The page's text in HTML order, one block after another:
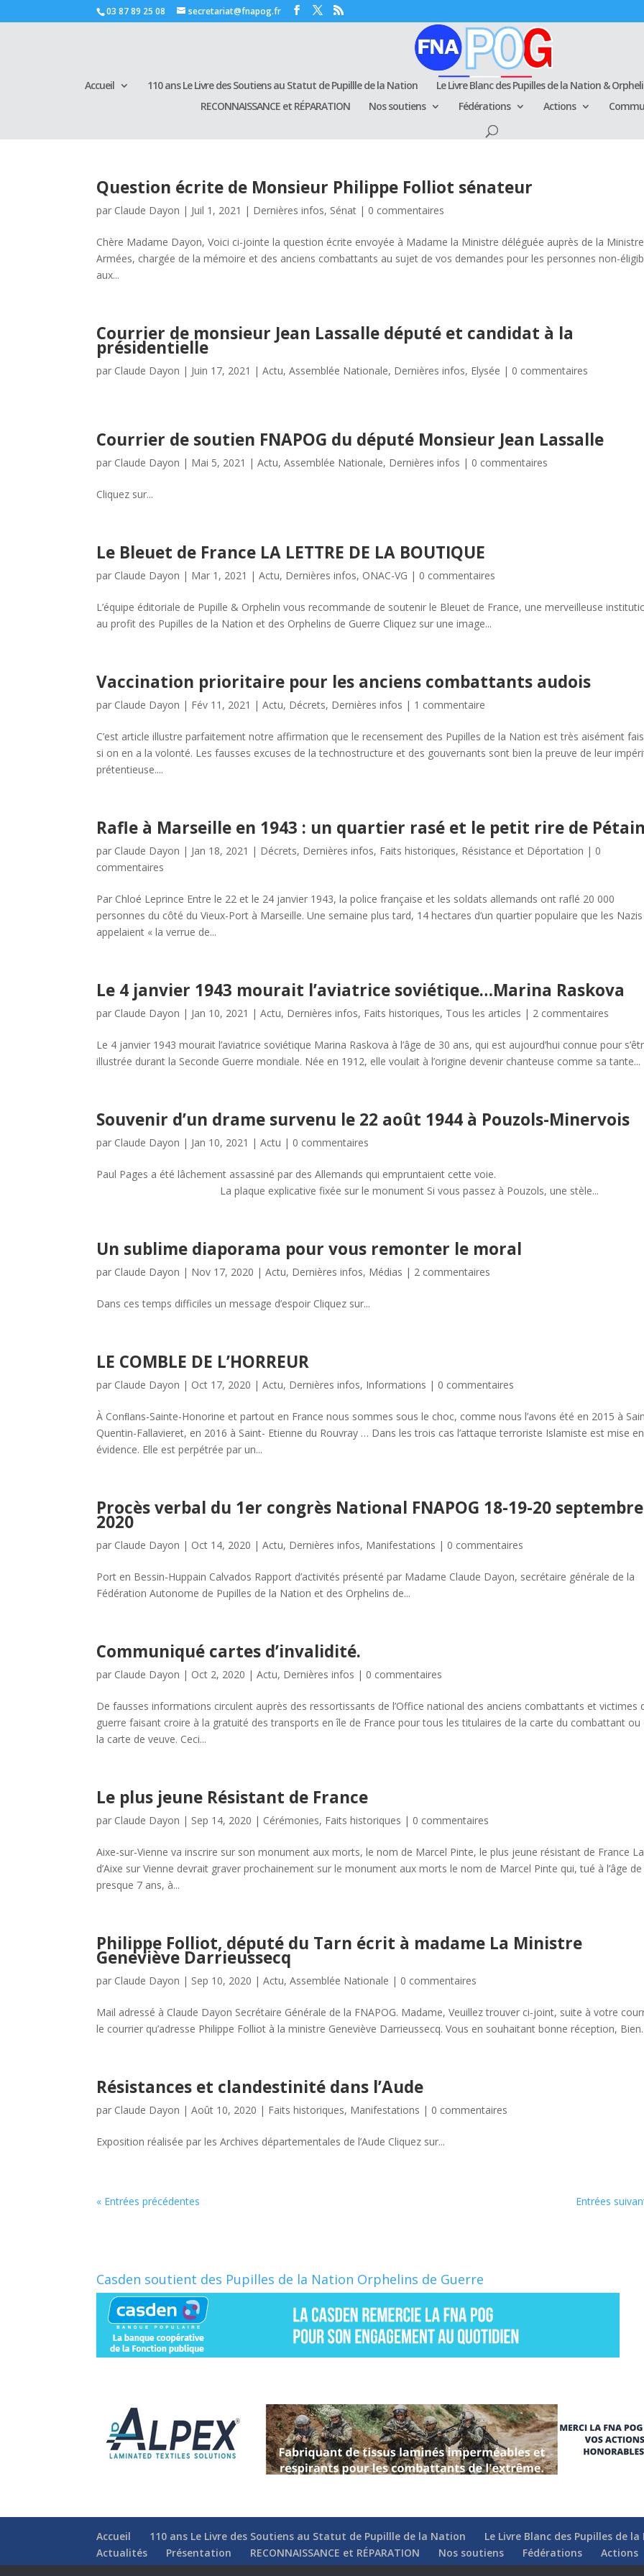
03 87 89 25 08 secretariat@fnapog.fr
Accueil 110 ans Le Livre des Soutiens au Statut de Pupillle de la Nation
Le Livre Blanc des Pupilles de la Nation &
RECONNAISSANCE et RÉPARATION
Nos soutiens Fédérations Actions
Question écrite de Monsieur Philippe Folliot sénateur
par Claude Dayon | Juil 1, 2021 | Dernières infos, Sénat | 0 commentaires
Chère Madame Dayon, Voici ci-jointe la question écrite envoyée à Madame la Ministre déléguée auprès de la
Armées, chargée de la mémoire et des anciens combattants au sujet de vos demandes pour les personnes non-
aux...
Courrier de monsieur Jean Lassalle député et candidat à la
présidentielle
par Claude Dayon | Juin 17, 2021 |Actu,Assemblée Nationale, Dernières infos, Elysée | 0 commentaires
Courrier de soutien FNAPOG du député Monsieur Jean Lassalle
par Claude Dayon | Mai 5, 2021 |Actu,Assemblée Nationale, Dernières infos | 0 commentaires
Cliquez sur...
Le Bleuet de France LA LETTRE DE LA BOUTIQUE
par Claude Dayon | Mar 1, 2021 |Actu, Dernières infos, ONAC-VG | 0 commentaires
L’équipe éditoriale de Pupille & Orphelin vous recommande de soutenir le Bleuet de France, une merveilleuse
au profit des Pupilles de la Nation et des Orphelins de Guerre Cliquez sur une image...
Vaccination prioritaire pour les anciens combattants audois
par Claude Dayon | Fév 11, 2021 |Actu, Décrets, Dernières infos | 1 commentaire
C’est article illustre parfaitement notre affirmation que le recensement des Pupilles de la Nation est très aisément
si on en a la volonté. Les fausses excuses de la technostructure et des gouvernants sont bien la preuve de leur
prétentieuse....
Rafle à Marseille en 1943 : un quartier rasé et le petit rire de
par Claude Dayon | Jan 18, 2021 | Décrets, Dernières infos, Faits historiques, Résistance et Déportation | 0
commentaires
Par Chloé Leprince Entre le 22 et le 24 janvier 1943, la police française et les soldats allemands ont raflé 20 000
personnes du côté du Vieux-Port à Marseille. Une semaine plus tard, 14 hectares d’un quartier populaire que les Nazis
appelaient « la verrue de...
Le 4 janvier 1943 mourait l’aviatrice soviétique…Marina Raskova
par Claude Dayon | Jan 10, 2021 |Actu, Dernières infos, Faits historiques, Tous les articles | 2 commentaires
Le 4 janvier 1943 mourait l’aviatrice soviétique Marina Raskova à l’âge de 30 ans, qui est aujourd’hui connue pour
illustrée durant la Seconde Guerre mondiale. Née en 1912, elle voulait à l’origine devenir chanteuse comme sa tante...
Souvenir d’un drame survenu le 22 août 1944 à Pouzols-Minervois
par Claude Dayon | Jan 10, 2021 |Actu | 0 commentaires
Paul Pages a été lâchement assassiné par des Allemands qui empruntaient cette
La plaque explicative fixée sur le monument Si vous passez à Pouzols, une stèle...
Un sublime diaporama pour vous remonter le moral
par Claude Dayon | Nov 17, 2020 |Actu, Dernières infos, Médias | 2 commentaires
Dans ces temps difficiles un message d’espoir Cliquez sur...
LE COMBLE DE L’HORREUR
par Claude Dayon | Oct 17, 2020 |Actu, Dernières infos, Informations | 0 commentaires
À Conﬂans-Sainte-Honorine et partout en France nous sommes sous le choc, comme nous l’avons été en 2015 à
Quentin-Fallavieret, en 2016 à Saint- Etienne du Rouvray … Dans les trois cas l’attaque terroriste Islamiste est mise en
évidence. Elle est perpétrée par un...
Procès verbal du 1er congrès National FNAPOG 18-19-20 septembre
2020
par Claude Dayon | Oct 14, 2020 |Actu, Dernières infos, Manifestations | 0 commentaires
Port en Bessin-Huppain Calvados Rapport d’activités présenté par Madame Claude Dayon, secrétaire générale de la
Fédération Autonome de Pupilles de la Nation et des Orphelins de...
Communiqué cartes d’invalidité.
par Claude Dayon | Oct 2, 2020 |Actu, Dernières infos | 0 commentaires
De fausses informations circulent auprès des ressortissants de l’Office national des anciens combattants et victimes
guerre faisant croire à la gratuité des transports en île de France pour tous les titulaires de la carte du combattant ou
la carte de veuve. Ceci...
Le plus jeune Résistant de France
par Claude Dayon | Sep 14, 2020 | Cérémonies, Faits historiques | 0 commentaires
Aixe-sur-Vienne va inscrire sur son monument aux morts, le nom de Marcel Pinte, le plus jeune résistant de France
d’Aixe sur Vienne devrait graver prochainement sur le monument aux morts le nom de Marcel Pinte qui, tué à l’âge de
presque 7 ans, à...
Philippe Folliot, député du Tarn écrit à madame La Ministre
Geneviève Darrieussecq
par Claude Dayon | Sep 10, 2020 |Actu,Assemblée Nationale | 0 commentaires
Mail adressé à Claude Dayon Secrétaire Générale de la FNAPOG. Madame, Veuillez trouver ci-joint, suite à votre
le courrier qu’adresse Philippe Folliot à la ministre Geneviève Darrieussecq. Vous en souhaitant bonne réception,
Résistances et clandestinité dans l’Aude
par Claude Dayon |Août 10, 2020 | Faits historiques, Manifestations | 0 commentaires
Exposition réalisée par les Archives départementales de l’Aude Cliquez sur...
« Entrées précédentes Entrées
Casden soutient des Pupilles de la Nation Orphelins de Guerre
Accueil 110 ans Le Livre des Soutiens au Statut de Pupillle de la Nation
Le Livre Blanc des Pupilles de
Actualités
Présentation RECONNAISSANCE et RÉPARATION Nos soutiens Fédérations Actions